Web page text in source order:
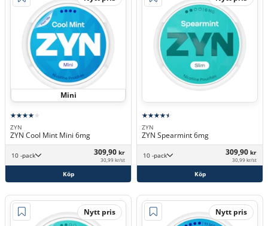
Mini
ZYN
ZYN Cool Mint Mini 6mg
10 -pack 309,90 kr
30,99 kr/st
Köp
ZYN
ZYN Spearmint 6mg
10 -pack 309,90 kr
30,99 kr/st
Köp
Nytt pris Nytt pris